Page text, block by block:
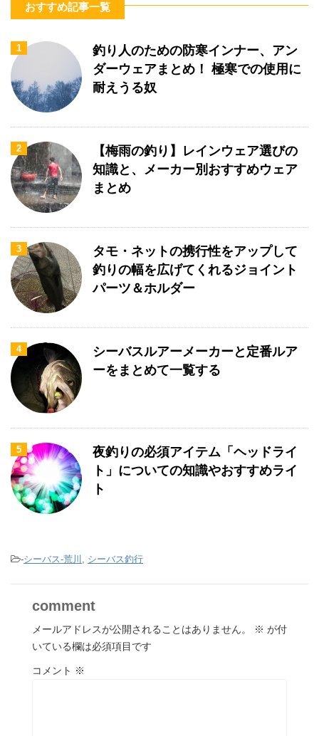
おすすめ記事一覧
1
釣り人のための防寒インナー、アン
ダーウェアまとめ！ 極寒での使用に
耐えうる奴
2
【梅雨の釣り】レインウェア選びの
知識と、メーカー別おすすめウェア
まとめ
3
タモ・ネットの携行性をアップして
釣りの幅を広げてくれるジョイント
パーツ＆ホルダー
4
シーバスルアーメーカーと定番ルア
ーをまとめて一覧する
5
夜釣りの必須アイテム「ヘッドライ
ト」についての知識やおすすめライ
ト
-シーバス-荒川 , シーバス釣行
comment
メールアドレスが公開されることはありません。 ※ が付
いている欄は必須項目です
コメント ※